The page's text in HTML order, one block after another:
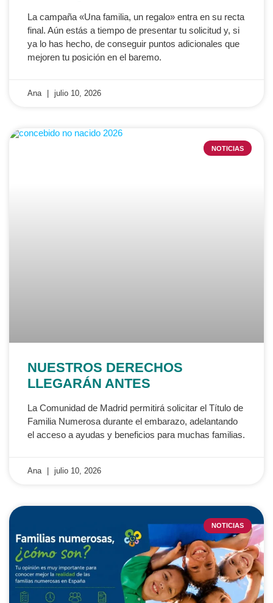
La campaña «Una familia, un regalo» entra en su recta
final. Aún estás a tiempo de presentar tu solicitud y, si
ya lo has hecho, de conseguir puntos adicionales que
mejoren tu posición en el baremo.
Ana julio 10, 2026
NOTICIAS
NUESTROS DERECHOS
LLEGARÁN ANTES
La Comunidad de Madrid permitirá solicitar el Título de
Familia Numerosa durante el embarazo, adelantando
el acceso a ayudas y beneficios para muchas familias.
Ana julio 10, 2026
NOTICIAS